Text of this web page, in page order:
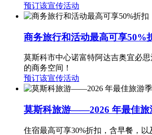
预订该宣传活动
商务旅行和活动最高可享50%
莫斯科市中心诺富特阿达吉奥宜必
的商务空间！
预订该宣传活动
莫斯科旅游——2026 年最佳旅
住宿最高可享30%折扣，含早餐，